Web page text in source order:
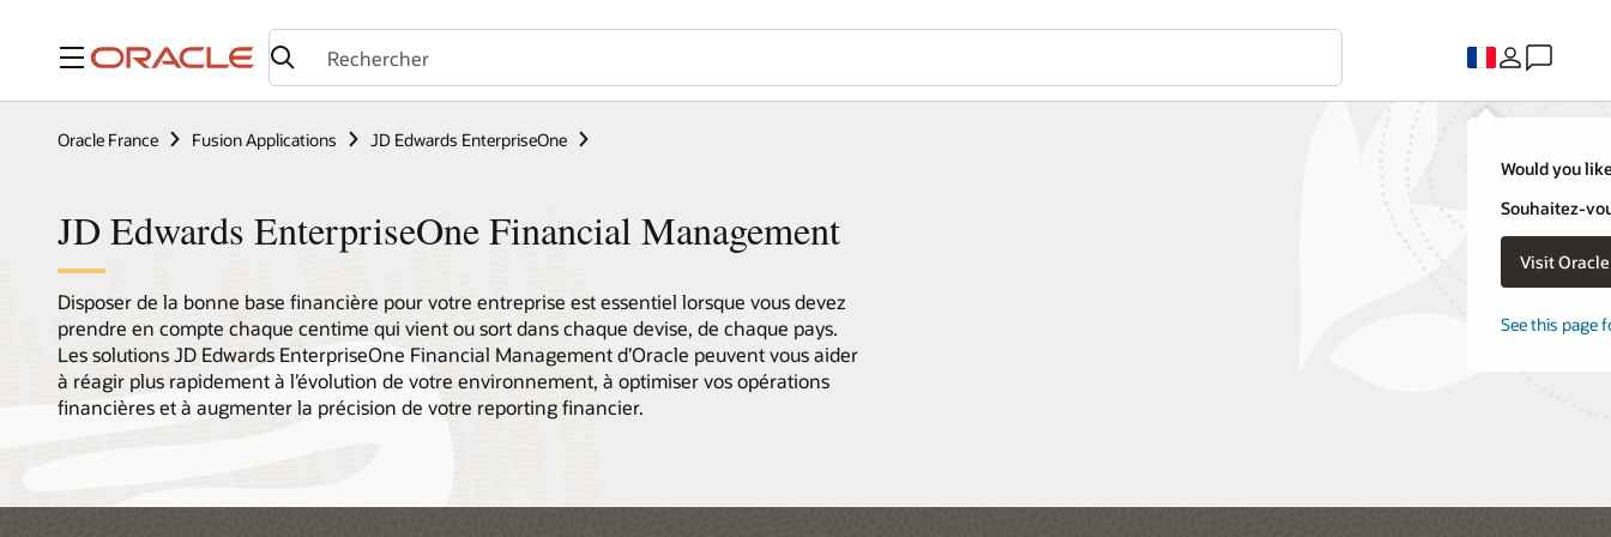
Menu
Would you
Souhaitez-
Visit
See this page
Oracle France Fusion Applications JD Edwards EnterpriseOne
JD Edwards EnterpriseOne Financial Management
Disposer de la bonne base financière pour votre entreprise est essentiel lorsque vous devez
prendre en compte chaque centime qui vient ou sort dans chaque devise, de chaque pays.
Les solutions JD Edwards EnterpriseOne Financial Management d’Oracle peuvent vous aider
à réagir plus rapidement à l’évolution de votre environnement, à optimiser vos opérations
financières et à augmenter la précision de votre reporting financier.